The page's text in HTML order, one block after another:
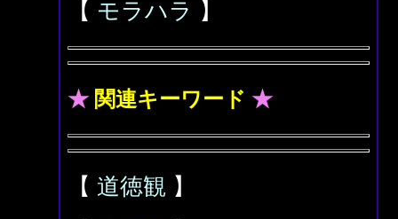
【 モラハラ 】
★ 関連キーワード ★
【 道徳観 】